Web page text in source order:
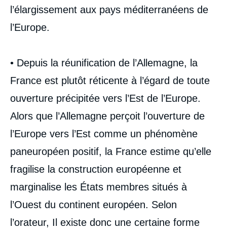
l’élargissement aux pays méditerranéens de
l’Europe.
• Depuis la réunification de l’Allemagne, la
France est plutôt réticente à l’égard de toute
ouverture précipitée vers l’Est de l’Europe.
Alors que l’Allemagne perçoit l’ouverture de
l’Europe vers l’Est comme un phénomène
paneuropéen positif, la France estime qu’elle
fragilise la construction européenne et
marginalise les États membres situés à
l’Ouest du continent européen. Selon
l’orateur, Il existe donc une certaine forme